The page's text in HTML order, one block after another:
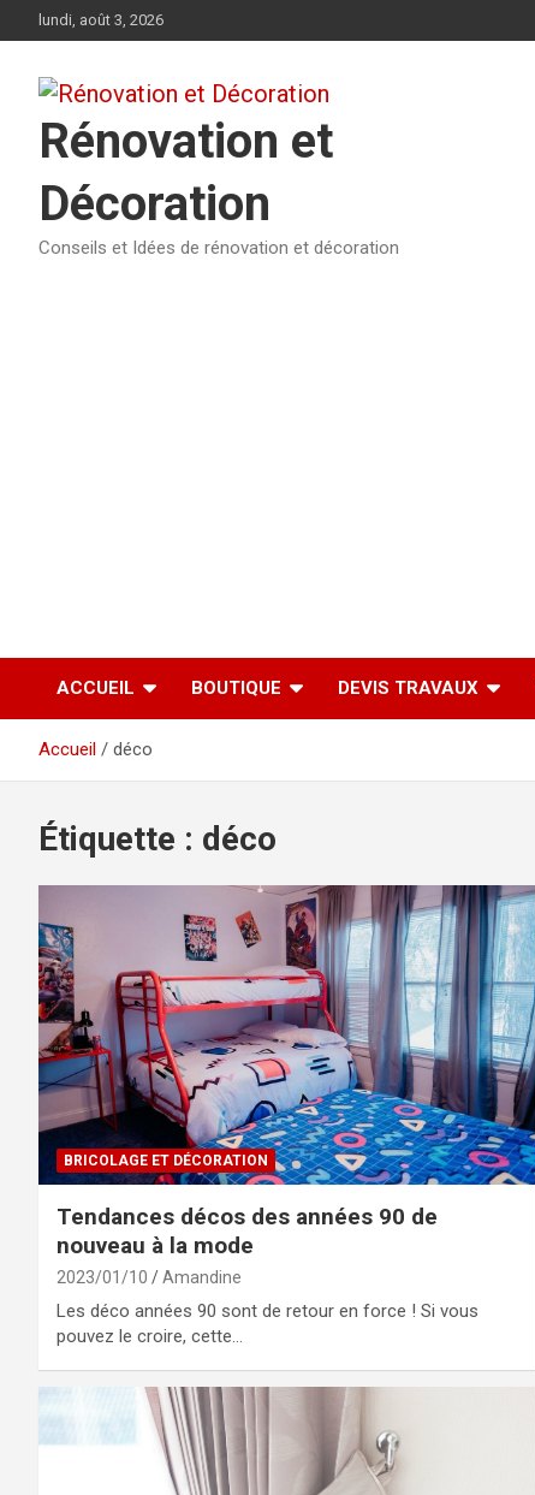
au
lundi, août 3, 2026
Rénovation et
Décoration
Conseils et Idées de rénovation et décoration
ACCUEIL BOUTIQUE DEVIS TRAVAUX
Accueil déco
Étiquette : déco
BRICOLAGE ET DÉCORATION
Tendances décos des années 90 de
nouveau à la mode
2023/01/10 Amandine
Les déco années 90 sont de retour en force ! Si vous
pouvez le croire, cette…